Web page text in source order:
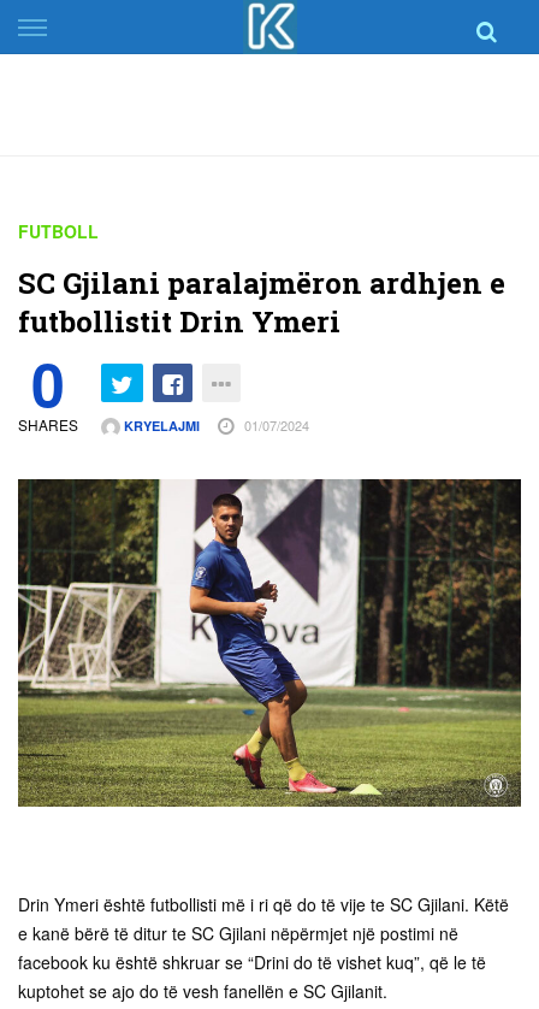
Skip
to
FUTBOLL
SC Gjilani paralajmëron ardhjen e
futbollistit Drin Ymeri
0
SHARES KRYELAJMI 01/07/2024
Drin Ymeri është futbollisti më i ri që do të vije te SC Gjilani. Këtë
e kanë bërë të ditur te SC Gjilani nëpërmjet një postimi në
facebook ku është shkruar se “Drini do të vishet kuq”, që le të
kuptohet se ajo do të vesh fanellën e SC Gjilanit.